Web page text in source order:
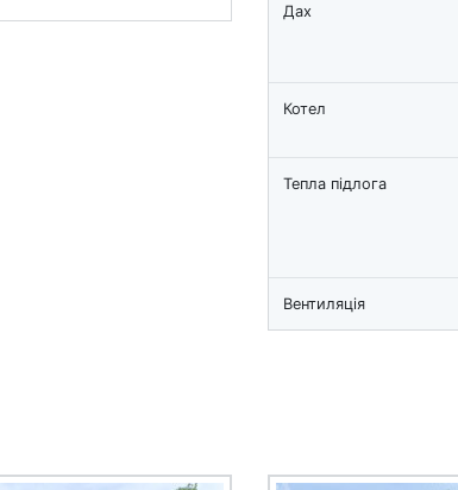
Дах
Котел
Тепла підлога
Вентиляція